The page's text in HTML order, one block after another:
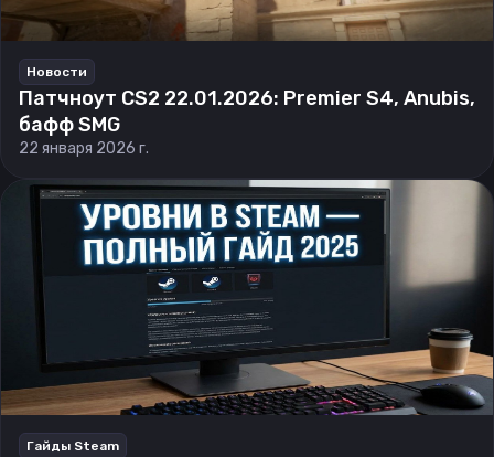
Новости
Патчноут CS2 22.01.2026: Premier S4, Anubis,
бафф SMG
22 января 2026 г.
Гайды Steam